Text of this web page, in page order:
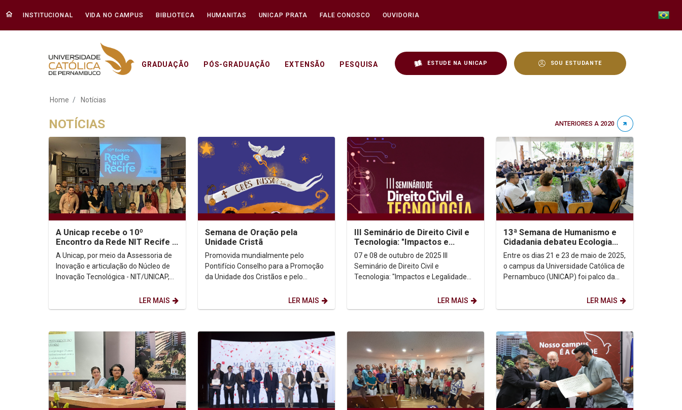
INSTITUCIONAL VIDA NO CAMPUS BIBLIOTECA HUMANITAS UNICAP PRATA FALE CONOSCO OUVIDORIA
GRADUAÇÃO PÓS-GRADUAÇÃO EXTENSÃO PESQUISA ESTUDE NA UNICAP SOU ESTUDANTE
Notícias - Unicap
Home Notícias
NOTÍCIAS ANTERIORES A 2020
A Unicap recebe o 10º
Encontro da Rede NIT Recife -
no Pavilhão MAKER
A Unicap, por meio da Assessoria de
Inovação e articulação do Núcleo de
Inovação Tecnológica - NIT/UNICAP,
LER MAIS
Semana de Oração pela
Unidade Cristã
Promovida mundialmente pelo
Pontifício Conselho para a Promoção
da Unidade dos Cristãos e pelo
Semana de Oração pela Unidade...
LER MAIS
III Seminário de Direito Civil e
Tecnologia: "Impactos e
Legalidade Constitucional"
07 e 08 de outubro de 2025 III
Seminário de Direito Civil e
Tecnologia: "Impactos e Legalidade
LER MAIS
13ª Semana de Humanismo e
Cidadania debateu Ecologia
Integral
Entre os dias 21 e 23 de maio de 2025,
o campus da Universidade Católica de
Pernambuco (UNICAP) foi palco da
LER MAIS